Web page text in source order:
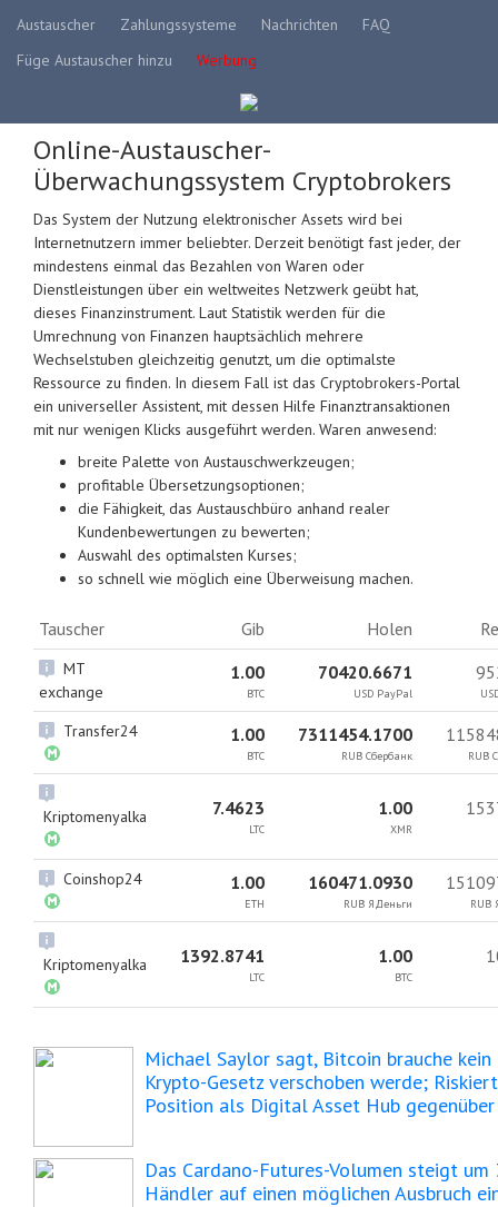
Austauscher Zahlungssysteme Nachrichten
FAQ
Füge Austauscher hinzu
Werbung
Online-Austauscher-
Überwachungssystem Cryptobrokers
Das System der Nutzung elektronischer Assets wird bei
Internetnutzern immer beliebter. Derzeit benötigt fast jeder, der
mindestens einmal das Bezahlen von Waren oder
Dienstleistungen über ein weltweites Netzwerk geübt hat,
dieses Finanzinstrument. Laut Statistik werden für die
Umrechnung von Finanzen hauptsächlich mehrere
Wechselstuben gleichzeitig genutzt, um die optimalste
Ressource zu finden. In diesem Fall ist das Cryptobrokers-Portal
ein universeller Assistent, mit dessen Hilfe Finanztransaktionen
mit nur wenigen Klicks ausgeführt werden. Waren anwesend:
breite Palette von Austauschwerkzeugen;
profitable Übersetzungsoptionen;
die Fähigkeit, das Austauschbüro anhand realer
Kundenbewertungen zu bewerten;
Auswahl des optimalsten Kurses;
so schnell wie möglich eine Überweisung machen.
Tauscher Gib Holen
MT
exchange
1.00
BTC
70420.6671
USD PayPal
Transfer24 1.00
BTC
7311454.1700
RUB Сбербанк RUB
Kriptomenyalka 7.4623
LTC
1.00
XMR
Coinshop24 1.00
ETH
160471.0930
RUB ЯДеньги RUB
Kriptomenyalka 1392.8741
LTC
1.00
BTC
Michael Saylor sagt, Bitcoin brauche kein
Krypto-Gesetz verschoben werde;
Position als Digital Asset Hub gegenüber
Das Cardano-Futures-Volumen steigt um
Händler auf einen möglichen Ausbruch